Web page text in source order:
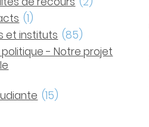
(1)
et instituts (85)
- Notre projet
(15)